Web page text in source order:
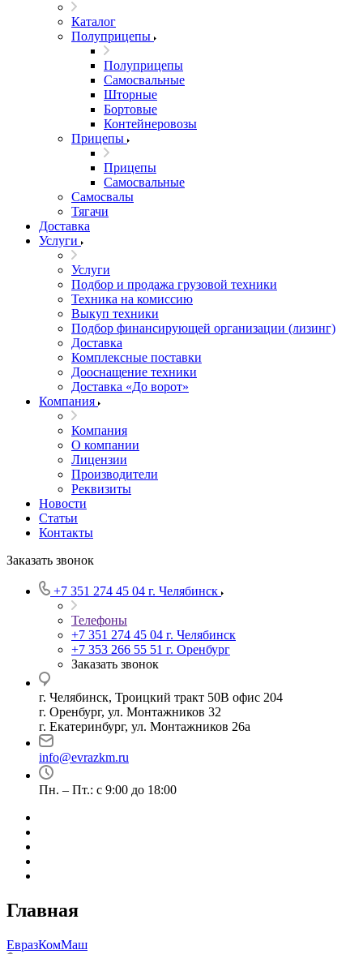
Каталог
Полуприцепы
Полуприцепы
Самосвальные
Шторные
Бортовые
Контейнеровозы
Прицепы
Прицепы
Самосвальные
Самосвалы
Тягачи
Доставка
Услуги
Услуги
Подбор и продажа грузовой техники
Техника на комиссию
Выкуп техники
Подбор финансирующей организации (лизинг)
Доставка
Комплексные поставки
Дооснащение техники
Доставка «До ворот»
Компания
Компания
О компании
Лицензии
Производители
Реквизиты
Новости
Статьи
Контакты
Заказать звонок
+7 351 274 45 04 г. Челябинск
Телефоны
+7 351 274 45 04 г. Челябинск
+7 353 266 55 51 г. Оренбург
Заказать звонок
г. Челябинск, Троицкий тракт 50В офис 204
г. Оренбург, ул. Монтажников 32
г. Екатеринбург, ул. Монтажников 26а
info@evrazkm.ru
Пн. – Пт.: с 9:00 до 18:00
Главная
ЕвразКомМаш